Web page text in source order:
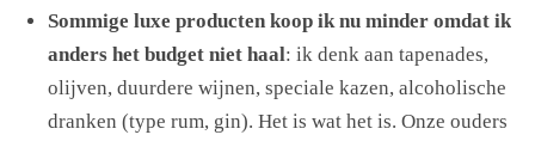
Sommige luxe producten koop ik nu minder omdat ik
anders het budget niet haal: ik denk aan tapenades,
olijven, duurdere wijnen, speciale kazen, alcoholische
dranken (type rum, gin). Het is wat het is. Onze ouders